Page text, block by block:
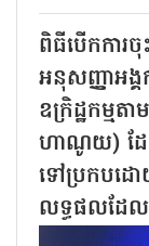
ពិធីបើកការ
អនុសញ្ញាអង្
ឧក្រិដ្ឋកម្ម
ហាណូយ) ដែល
ទៅប្រកបដ
លទ្ធផលដែល